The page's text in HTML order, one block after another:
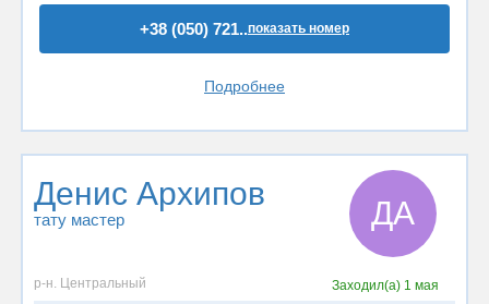
+38 (050) 721..показать номер
Подробнее
Денис Архипов
тату мастер ДА
р-н. Центральный Заходил(а) 1 мая